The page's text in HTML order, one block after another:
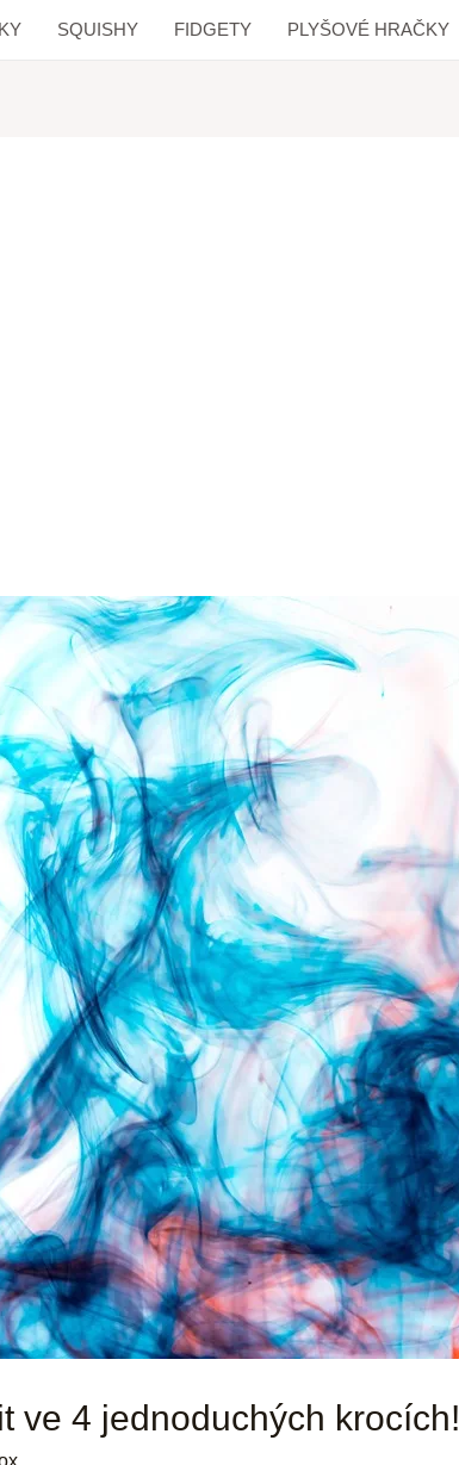
SQUISHY FIDGETY PLYŠOVÉ HRAČKY
ve 4 jednoduchých krocích!